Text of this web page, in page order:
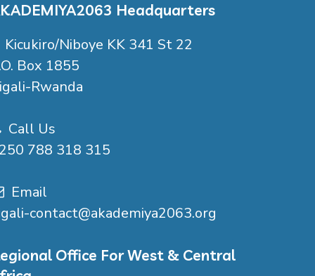
Headquarters
Kicukiro/Niboye KK 341 St 22
Box 1855
Rwanda
Call Us
788 318 315
Email
contact@akademiya2063.org
Office For West & Central